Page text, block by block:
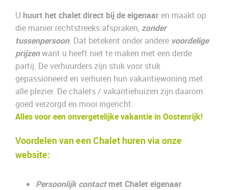
U huurt het chalet direct bij de eigenaar en maakt op
die manier rechtstreeks afspraken,zonder
tussenpersoon. Dat betekent onder andere voordelige
prijzenwant u heeft niet te maken met een derde
partij. De verhuurders zijn stuk voor stuk
gepassioneerd en verhuren hun vakantiewoning met
alle plezier. De chalets / vakantiehuizen zijn daarom
goed verzorgd en mooi ingericht.
Alles voor een onvergetelijke vakantie in Oostenrijk!
Voordelen van een Chalet huren via onze
website:
Persoonlijk contactmet Chalet eigenaar